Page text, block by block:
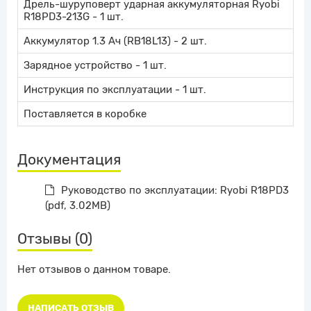
Дрель-шуруповерт ударная аккумуляторная Ryobi
R18PD3-213G - 1 шт.
Аккумулятор 1.3 Ач (RB18L13) - 2 шт.
Зарядное устройство - 1 шт.
Инструкция по эксплуатации - 1 шт.
Поставляется в коробке
Документация
Руководство по эксплуатации: Ryobi R18PD3
(pdf, 3.02MB)
Отзывы (0)
Нет отзывов о данном товаре.
НАПИСАТЬ ОТЗЫВ